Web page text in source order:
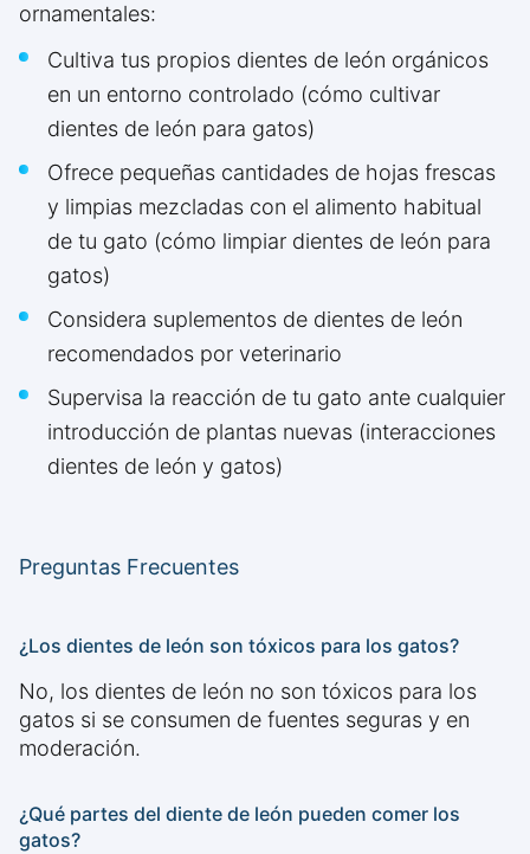
ornamentales:
Cultiva tus propios dientes de león orgánicos
en un entorno controlado (cómo cultivar
dientes de león para gatos)
Ofrece pequeñas cantidades de hojas frescas
y limpias mezcladas con el alimento habitual
de tu gato (cómo limpiar dientes de león para
gatos)
Considera suplementos de dientes de león
recomendados por veterinario
Supervisa la reacción de tu gato ante cualquier
introducción de plantas nuevas (interacciones
dientes de león y gatos)
Preguntas Frecuentes
¿Los dientes de león son tóxicos para los gatos?
No, los dientes de león no son tóxicos para los
gatos si se consumen de fuentes seguras y en
moderación.
¿Qué partes del diente de león pueden comer los
gatos?